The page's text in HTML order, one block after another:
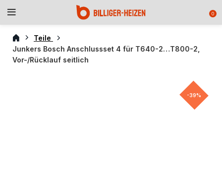
0
Teile
Junkers Bosch Anschlussset 4 für T640-2…T800-2,
Vor-/Rücklauf seitlich
-39%